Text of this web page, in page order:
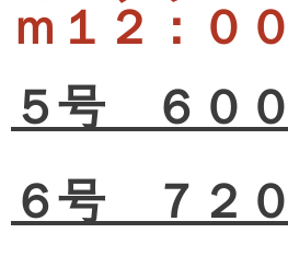
ｍ１２
５号 ６０
６号 ７２